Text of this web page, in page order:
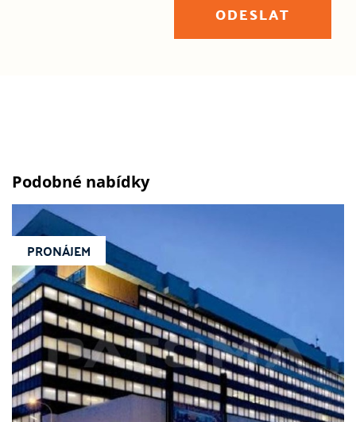
ODESLAT
Podobné nabídky
PRONÁJEM